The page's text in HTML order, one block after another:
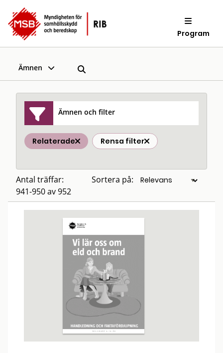
Program
Ämnen
Ämnen och filter
Relaterade Rensa filter
Antal träffar:
941-950 av 952
Sortera på: